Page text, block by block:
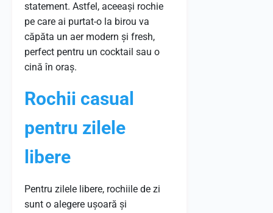
statement. Astfel, aceeași rochie
pe care ai purtat-o la birou va
căpăta un aer modern și fresh,
perfect pentru un cocktail sau o
cină în oraș.
Rochii casual
pentru zilele
libere
Pentru zilele libere, rochiile de zi
sunt o alegere ușoară și